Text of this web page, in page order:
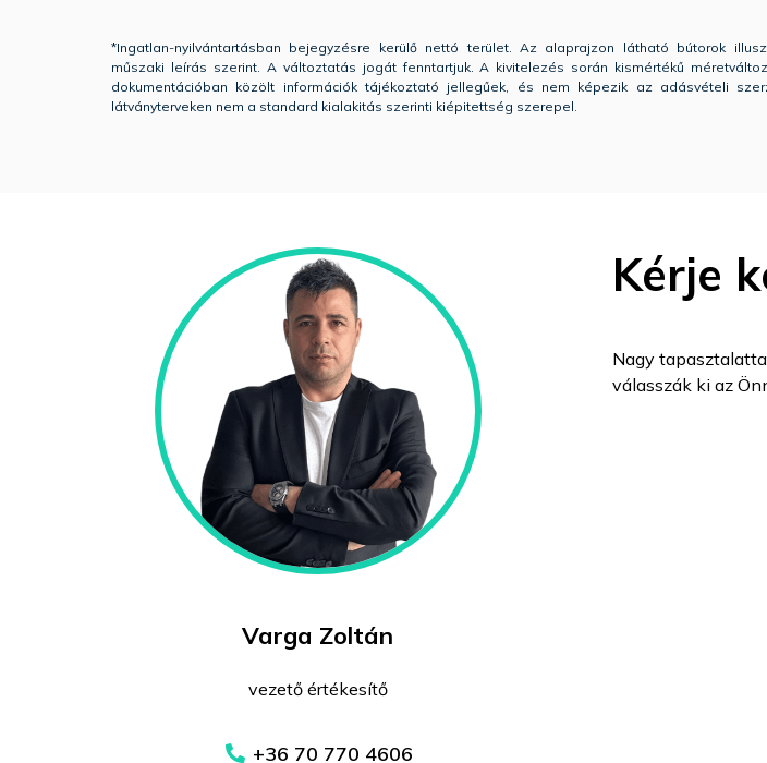
*Ingatlan-nyilvántartásban bejegyzésre kerülő nettó terület. Az alaprajzon látható bútorok
műszaki leírás szerint. A változtatás jogát fenntartjuk. A kivitelezés során kismértékű
dokumentációban közölt információk tájékoztató jellegűek, és nem képezik az adásvételi
látványterveken nem a standard kialakitás szerinti kiépitettség szerepel.
Varga Zoltán
vezető értékesítő
+36 70 770 4606
Kérje
Nagy
válasszák ki az